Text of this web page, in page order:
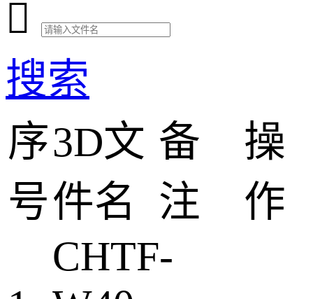

搜索
序
号
3D文
件名
备
注
操
作
CHTF-